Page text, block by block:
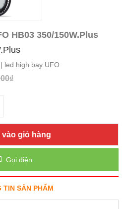
HB03 350/150W.Plus
| led high bay UFO
vào giỏ hàng
Gọi điện
TIN SẢN PHẨM